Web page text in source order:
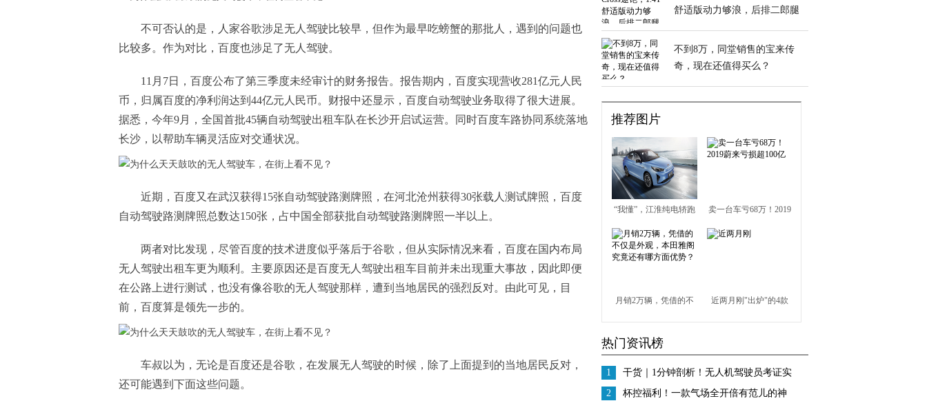
不可否认的是，人家谷歌涉足无人驾驶比较早，但作为最早吃螃蟹的那批人，遇到的问题也
比较多。作为对比，百度也涉足了无人驾驶。
11月7日，百度公布了第三季度未经审计的财务报告。报告期内，百度实现营收281亿元人民
币，归属百度的净利润达到44亿元人民币。财报中还显示，百度自动驾驶业务取得了很大进展。
据悉，今年9月，全国首批45辆自动驾驶出租车队在长沙开启试运营。同时百度车路协同系统落地
长沙，以帮助车辆灵活应对交通状况。
近期，百度又在武汉获得15张自动驾驶路测牌照，在河北沧州获得30张载人测试牌照，百度
自动驾驶路测牌照总数达150张，占中国全部获批自动驾驶路测牌照一半以上。
两者对比发现，尽管百度的技术进度似乎落后于谷歌，但从实际情况来看，百度在国内布局
无人驾驶出租车更为顺利。主要原因还是百度无人驾驶出租车目前并未出现重大事故，因此即便
在公路上进行测试，也没有像谷歌的无人驾驶那样，遭到当地居民的强烈反对。由此可见，目
前，百度算是领先一步的。
车叔以为，无论是百度还是谷歌，在发展无人驾驶的时候，除了上面提到的当地居民反对，
还可能遇到下面这些问题。
舒适版动力够浪，后排二郎腿
不到8万，同堂销售的宝来传
奇，现在还值得买么？
推荐图片
“我懂”，江淮纯电轿跑
定名iC5
卖一台车亏68万！2019
蔚来亏损超100亿
月销2万辆，凭借的不
竟还有哪方面优势？
近两月刚"出炉"的4款
热门资讯榜
1
干货｜1分钟剖析！无人机驾驶员考证实
操学什么
2
杯控福利！一款气场全开倍有范儿的神